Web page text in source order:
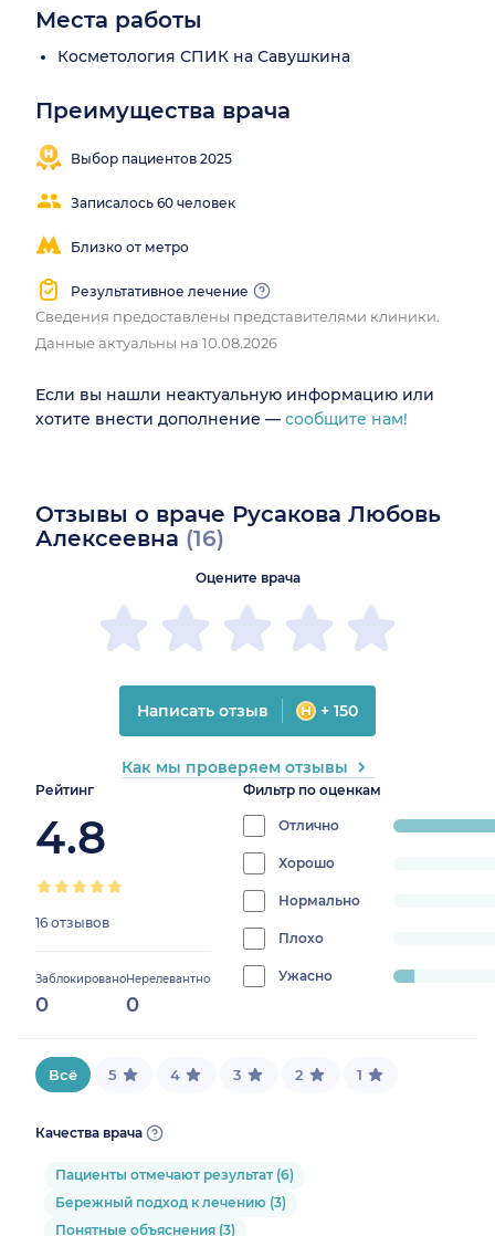
Места работы
Косметология СПИК на Савушкина
Преимущества врача
Выбор пациентов 2025
Записалось 60 человек
Близко от метро
Результативное лечение
Сведения предоставлены представителями клиники.
Данные актуальны на 10.08.2026
Если вы нашли неактуальную информацию или
хотите внести дополнение — сообщите нам!
Отзывы о враче Русакова Любовь
Алексеевна (16)
Рейтинг
4.8
16 отзывов
Заблокировано
0
Нерелевантно
0
Фильтр по оценкам
Отлично
progress:
Хорошо
0%
Нормально
0%
Плохо
0%
Ужасно
progress:
Оцените врача
Написать отзыв + 150
Как мы проверяем отзывы
Всё 5 4 3 2 1
Качества врача
Пациенты отмечают результат (6)
Бережный подход к лечению (3)
Понятные объяснения (3)